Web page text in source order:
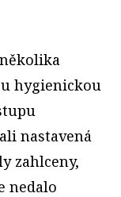
hygienickou
nastavená
zahlceny,
nedalo